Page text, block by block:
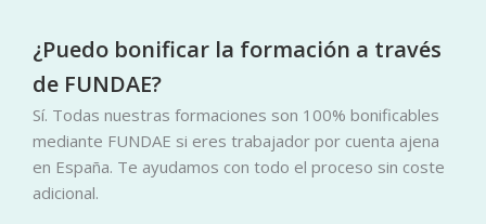
¿Puedo bonificar la formación a través
de FUNDAE?
Sí. Todas nuestras formaciones son 100% bonificables
mediante FUNDAE si eres trabajador por cuenta ajena
en España. Te ayudamos con todo el proceso sin coste
adicional.